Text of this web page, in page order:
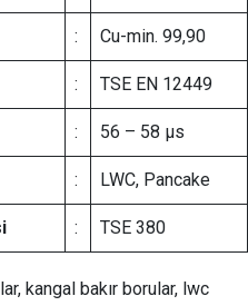
: Cu-min. 99,90
: TSE EN 12449
: 56 – 58 µs
: LWC, Pancake
: TSE 380
kangal bakır borular, lwc